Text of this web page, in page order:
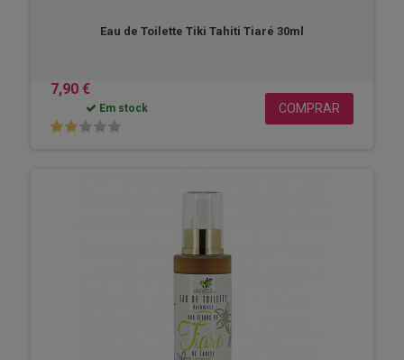
Eau de Toilette Tiki Tahiti Tiaré 30ml
7,90 €
Em stock COMPRAR